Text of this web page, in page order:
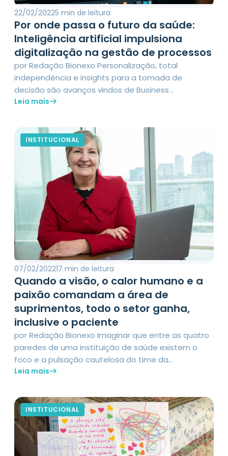
22/02/20225 min de leitura
Por onde passa o futuro da saúde:
Inteligência artificial impulsiona
digitalização na gestão de processos
por Redação Bionexo Personalização, total
independência e insights para a tomada de
decisão são avanços vindos de Business
Intelligence e presentes nas plataformas Bionexo,
para a cadeia de suprimentos na saúde. Isso
significa que, a equivocada ideia de que recorrer a
um data lake implica em consequente
subordinação a […]
Leia mais
INSTITUCIONAL
07/02/202217 min de leitura
Quando a visão, o calor humano e a
paixão comandam a área de
suprimentos, todo o setor ganha,
inclusive o paciente
por Redação Bionexo Imaginar que entre as quatro
paredes de uma instituição de saúde existem o
foco e a pulsação cautelosa do time da
administração, já que um mínimo deslize pode ser
atenções voltadas para abastecer com
competência, pontualidade e qualidade extrema, a
diversificada lista […]
Leia mais
INSTITUCIONAL